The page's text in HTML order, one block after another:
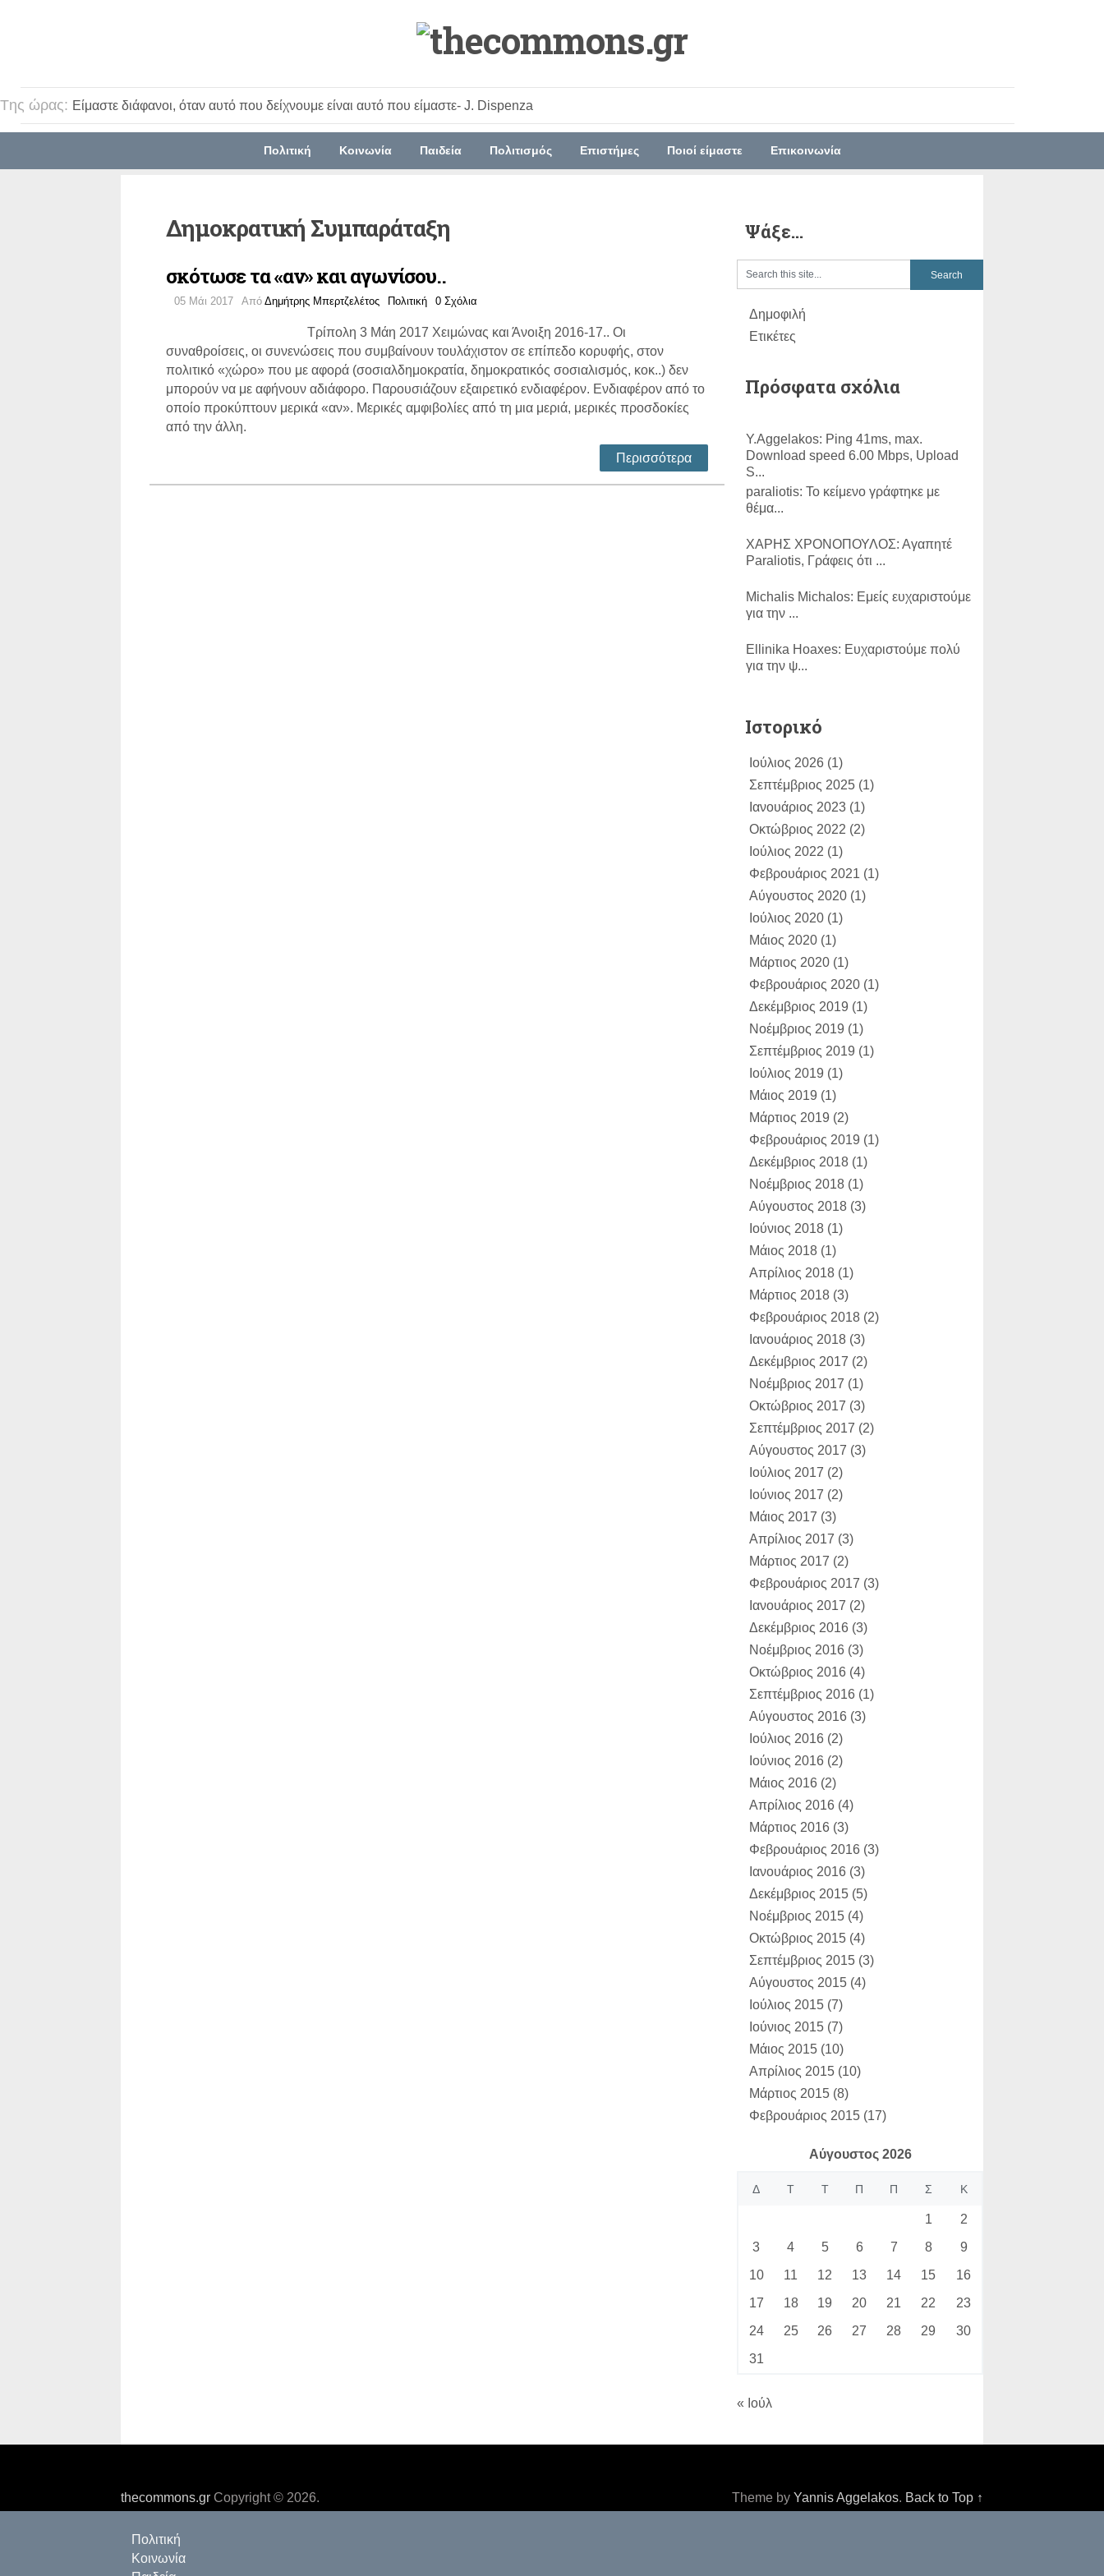
Tης ώρας: Είμαστε διάφανοι, όταν αυτό που δείχνουμε είναι αυτό που είμαστε- J. Dispenza
Πολιτική Κοινωνία Παιδεία Πολιτισμός Επιστήμες Ποιοί είμαστε Επικοινωνία
Δημοκρατική Συμπαράταξη
σκότωσε τα «αν» και αγωνίσου..
05 Μάι 2017 Από Δημήτρης Μπερτζελέτος Πολιτική 0 Σχόλια
Τρίπολη 3 Μάη 2017 Χειμώνας και Άνοιξη 2016-17.. Οι
συναθροίσεις, οι συνενώσεις που συμβαίνουν τουλάχιστον σε επίπεδο κορυφής, στον
πολιτικό «χώρο» που με αφορά (σοσιαλδημοκρατία, δημοκρατικός σοσιαλισμός, κοκ..) δεν
μπορούν να με αφήνουν αδιάφορο. Παρουσιάζουν εξαιρετικό ενδιαφέρον. Ενδιαφέρον από το
οποίο προκύπτουν μερικά «αν». Μερικές αμφιβολίες από τη μια μεριά, μερικές προσδοκίες
από την άλλη.
Περισσότερα
Ψάξε…
Δημοφιλή
Ετικέτες
Πρόσφατα σχόλια
Y.Aggelakos: Ping 41ms, max.
Download speed 6.00 Mbps, Upload
S...
paraliotis: Το κείμενο γράφτηκε με
θέμα...
ΧΑΡΗΣ ΧΡΟΝΟΠΟΥΛΟΣ: Αγαπητέ
Paraliotis, Γράφεις ότι ...
Michalis Michalos: Εμείς ευχαριστούμε
για την ...
Εllinika Ηoaxes: Ευχαριστούμε πολύ
για την ψ...
ΑΚΗΣ ΧΟΥΖΟΥΡΗΣ:
για συζήτησ...
Dimitris Bertzeletos:
Παραλιώτη, σε διαβ�...
Ιστορικό
Ιούλιος 2026 (1)
Σεπτέμβριος 2025 (1)
Ιανουάριος 2023 (1)
Οκτώβριος 2022 (2)
Ιούλιος 2022 (1)
Φεβρουάριος 2021 (1)
Αύγουστος 2020 (1)
Ιούλιος 2020 (1)
Μάιος 2020 (1)
Μάρτιος 2020 (1)
Φεβρουάριος 2020 (1)
Δεκέμβριος 2019 (1)
Νοέμβριος 2019 (1)
Σεπτέμβριος 2019 (1)
Ιούλιος 2019 (1)
Μάιος 2019 (1)
Μάρτιος 2019 (2)
Φεβρουάριος 2019 (1)
Δεκέμβριος 2018 (1)
Νοέμβριος 2018 (1)
Αύγουστος 2018 (3)
Ιούνιος 2018 (1)
Μάιος 2018 (1)
Απρίλιος 2018 (1)
Μάρτιος 2018 (3)
Φεβρουάριος 2018 (2)
Ιανουάριος 2018 (3)
Δεκέμβριος 2017 (2)
Νοέμβριος 2017 (1)
Οκτώβριος 2017 (3)
Σεπτέμβριος 2017 (2)
Αύγουστος 2017 (3)
Ιούλιος 2017 (2)
Ιούνιος 2017 (2)
Μάιος 2017 (3)
Απρίλιος 2017 (3)
Μάρτιος 2017 (2)
Φεβρουάριος 2017 (3)
Ιανουάριος 2017 (2)
Δεκέμβριος 2016 (3)
Νοέμβριος 2016 (3)
Οκτώβριος 2016 (4)
Σεπτέμβριος 2016 (1)
Αύγουστος 2016 (3)
Ιούλιος 2016 (2)
Ιούνιος 2016 (2)
Μάιος 2016 (2)
Απρίλιος 2016 (4)
Μάρτιος 2016 (3)
Φεβρουάριος 2016 (3)
Ιανουάριος 2016 (3)
Δεκέμβριος 2015 (5)
Νοέμβριος 2015 (4)
Οκτώβριος 2015 (4)
Σεπτέμβριος 2015 (3)
Αύγουστος 2015 (4)
Ιούλιος 2015 (7)
Ιούνιος 2015 (7)
Μάιος 2015 (10)
Απρίλιος 2015 (10)
Μάρτιος 2015 (8)
Φεβρουάριος 2015 (17)
Αύγουστος 2026
Δ Τ Τ Π Π Σ Κ
1
2
3
4 5 6 7 8
9
10
11 12 13 14 15
16
17
18 19 20 21 22
23
24
25 26 27 28 29
30
31
« Ιούλ
thecommons.gr Copyright © 2026. Theme by Yannis Aggelakos. Back to Top ↑
Πολιτική
Κοινωνία